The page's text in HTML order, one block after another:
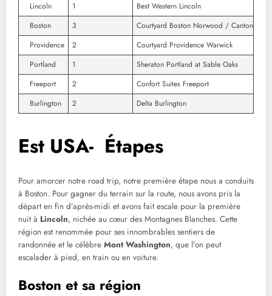
Lincoln 1
Best Western Lincoln
Boston
3
Courtyard Boston Norwood / Canton
Providence
2
Courtyard Providence Warwick
Portland
1
Sheraton Portland at Sable Oaks
Freeport
2
Confort Suites Freeport
Burlington
2 Delta Burlington
Est USA- Étapes
Pour amorcer notre road trip, notre première étape nous a conduits
à Boston. Pour gagner du terrain sur la route, nous avons pris la
départ en fin d’après-midi et avons fait escale pour la première
nuit à Lincoln, nichée au cœur des Montagnes Blanches. Cette
région est renommée pour ses innombrables sentiers de
randonnée et le célèbre Mont Washington, que l’on peut
escalader à pied, en train ou en voiture.
Boston et sa région